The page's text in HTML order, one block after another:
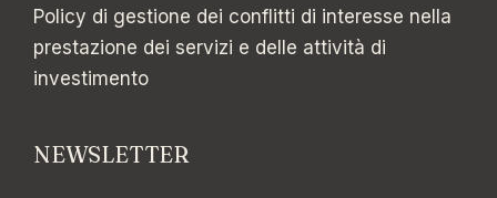
Policy di gestione dei conflitti di interesse nella
prestazione dei servizi e delle attività di
investimento
NEWSLETTER